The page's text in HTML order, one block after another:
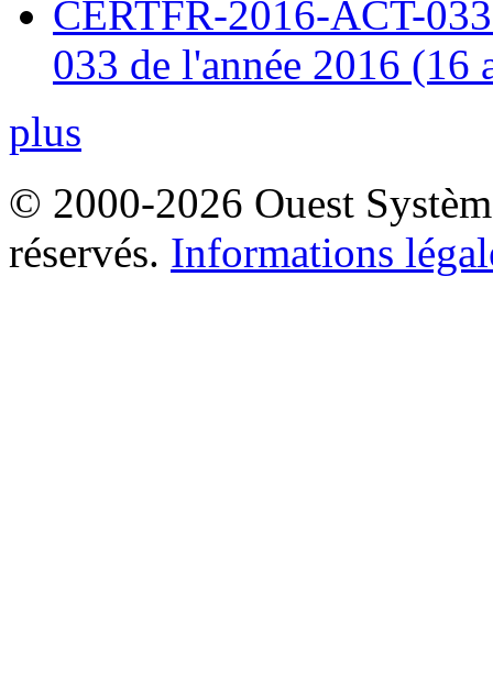
CERTFR-2016-ACT-
033 de l'année 2016 (16
plus
© 2000-2026 Ouest
réservés. Informations